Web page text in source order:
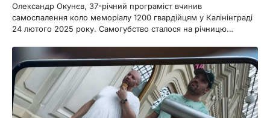
Олександр Окунєв, 37-річний програміст вчинив
самоспалення коло меморіалу 1200 гвардійцям у Калінінграді
24 лютого 2025 року. Самогубство сталося на річницю…